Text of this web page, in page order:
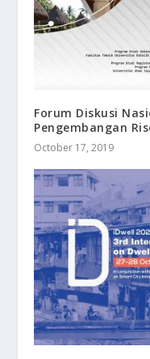
Forum Diskusi
Pengembangan
October 17, 2019